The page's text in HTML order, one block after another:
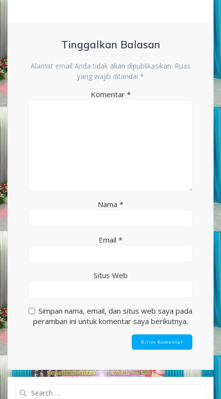
Tinggalkan Balasan
Alamat email Anda tidak akan dipublikasikan. Ruas
yang wajib ditandai *
Komentar *
Nama *
Email *
Situs Web
Simpan nama, email, dan situs web saya pada
peramban ini untuk komentar saya berikutnya.